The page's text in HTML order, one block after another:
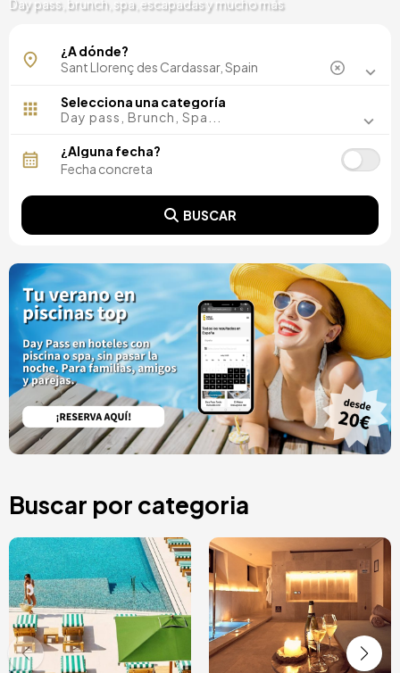
Day pass, brunch, spa, escapadas y mucho más
¿A dónde?
Selecciona una categoría
Day pass, Brunch, Spa...
¿Alguna fecha?
BUSCAR
Buscar por categoria